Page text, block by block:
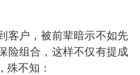
客户，被前辈暗示不如先
险组合，这样不仅有提成
殊不知：